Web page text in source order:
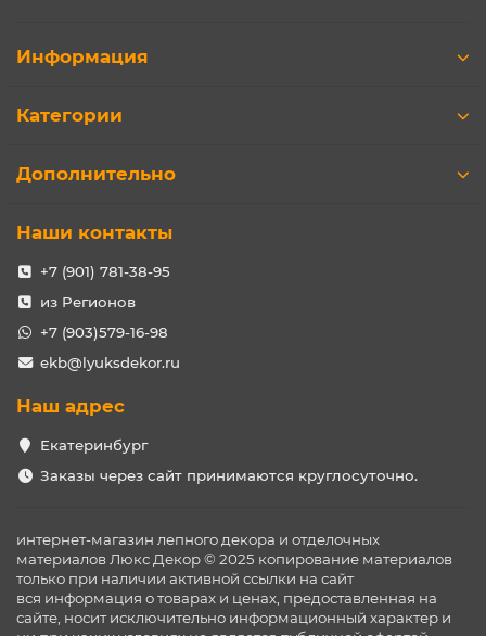
Информация
Категории
Дополнительно
Наши контакты
+7 (901) 781-38-95
из Регионов
+7 (903)579-16-98
ekb@lyuksdekor.ru
Наш адрес
Екатеринбург
Заказы через сайт принимаются круглосуточно.
интернет-магазин лепного декора и отделочных
материалов Люкс Декор © 2025 копирование материалов
только при наличии активной ссылки на сайт
вся информация о товарах и ценах, предоставленная на
сайте, носит исключительно информационный характер и